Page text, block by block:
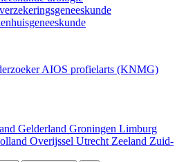
verzekeringsgeneeskunde
AIOS profielarts (KNMG)
Gelderland Groningen Limburg
Overijssel Utrecht Zeeland Zuid-